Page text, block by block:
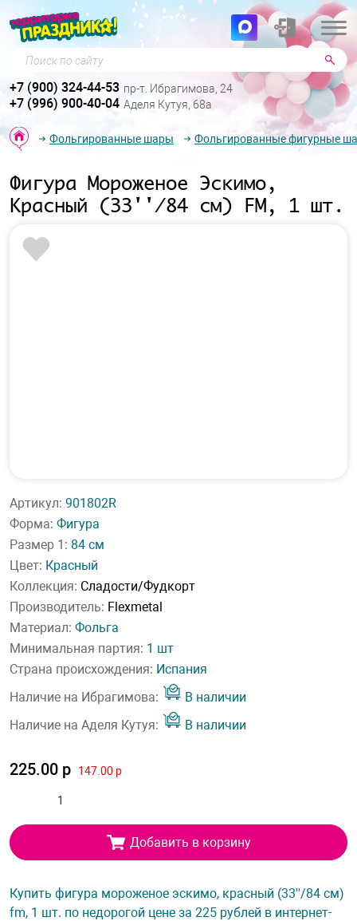
Поиск по сайту
+7 (900) 324-44-53 пр-т. Ибрагимова, 24
+7 (996) 900-40-04 Аделя Кутуя, 68а
Фольгированные шары Фольгированные фигурные
Фигура Мороженое Эскимо,
Красный (33''/84 см) FM, 1 шт.
Артикул: 901802R
Форма: Фигура
Размер 1: 84 см
Цвет: Красный
Коллекция: Сладости/Фудкорт
Производитель: Flexmetal
Материал: Фольга
Минимальная партия: 1 шт
Страна происхождения: Испания
Наличие на Ибрагимова:
В наличии
Наличие на Аделя Кутуя:
В наличии
225.00 р 147.00 р
Добавить в корзину
Купить фигура мороженое эскимо, красный (33''/84 см)
fm, 1 шт. по недорогой цене за 225 рублей в интернет-